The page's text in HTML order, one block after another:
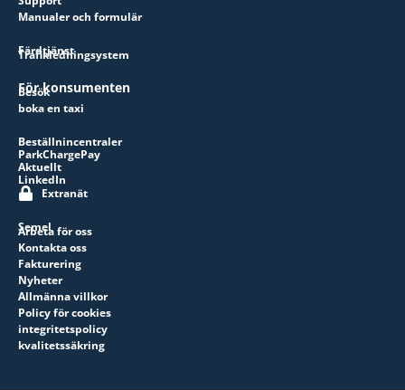
Manualer och formulär
Färdtjänst
Trafikledningsystem
För konsumenten
Besök
boka en taxi
Beställnincentraler
ParkChargePay
Aktuellt
LinkedIn
Extranät
Semel
Arbeta för oss
Kontakta oss
Fakturering
Nyheter
Allmänna villkor
Policy för cookies
integritetspolicy
kvalitetssäkring